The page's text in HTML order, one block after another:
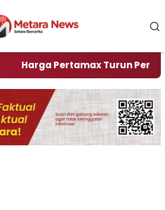
Harga Pertamax Turun Per Hari